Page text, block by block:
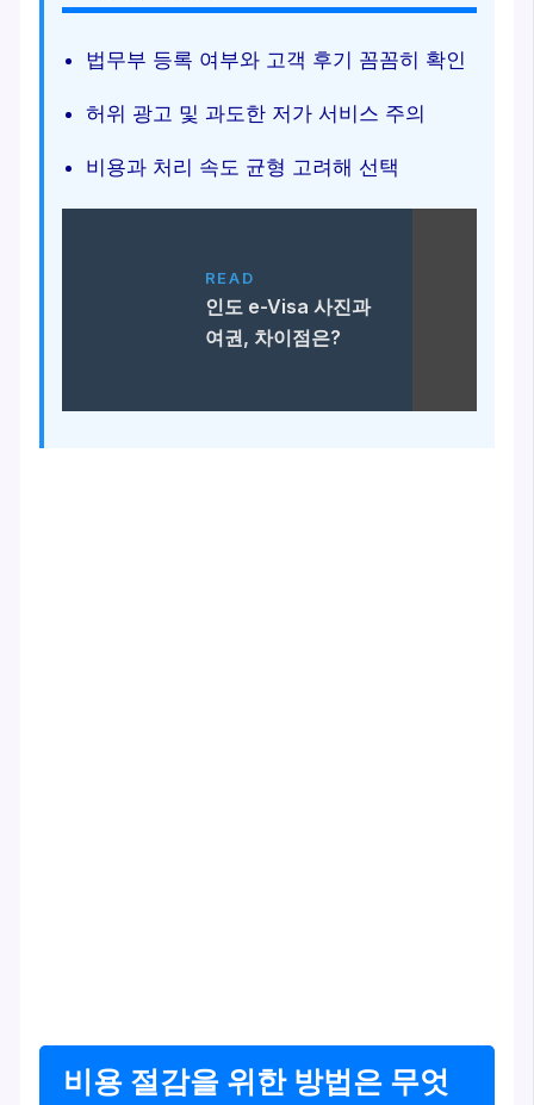
법무부 등록 여부와 고객 후기 꼼꼼히 확인
허위 광고 및 과도한 저가 서비스 주의
비용과 처리 속도 균형 고려해 선택
READ
인도 e-Visa 사진과
여권, 차이점은?
비용 절감을 위한 방법은 무엇